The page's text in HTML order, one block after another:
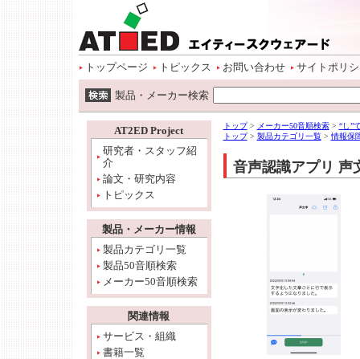
トップページ トピックス お問い合わせ サイトポリ
製品・メーカー検索
AT2ED Project
研究者・スタッフ紹
介
論文・研究内容
トピックス
製品・メーカー情報
製品カテゴリ一覧
製品50音順検索
メーカー50音順検索
関連情報
サービス・組織
書籍一覧
トップ> メーカー50音順検索> “し”
トップ> 製品カテゴリ一覧> 情報保
音声認識アプリ 声